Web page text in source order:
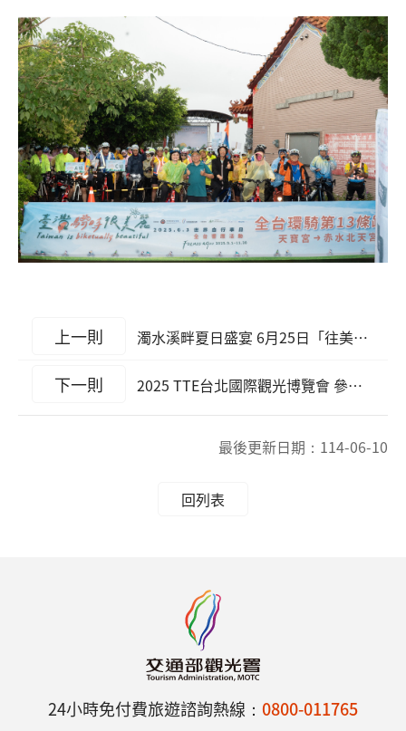
上一則 濁水溪畔夏日盛宴 6月25日「往美出發」 六大社區邀你共創農遊新體驗
下一則 2025 TTE台北國際觀光博覽會 參山處推茶席招待 送喔熊公仔
最後更新日期： 114-06-10
回列表
24小時免付費旅遊諮詢熱線： 0800-011765